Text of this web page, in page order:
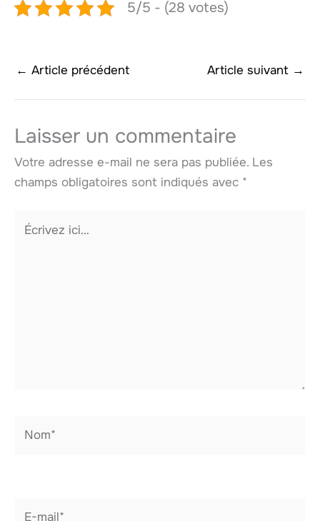
5/5 - (28 votes)
← Article précédent Article suivant →
Laisser un commentaire
Votre adresse e-mail ne sera pas publiée. Les
champs obligatoires sont indiqués avec *
Écrivez